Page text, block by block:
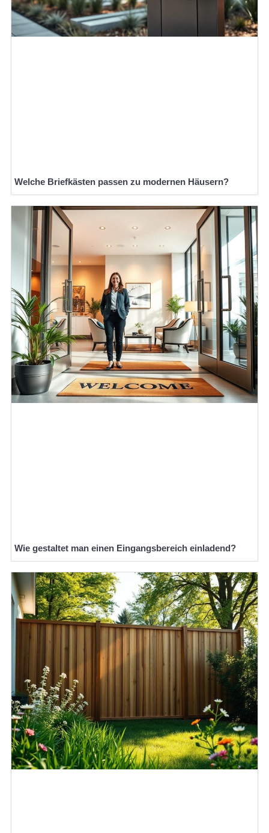
Welche Briefkästen passen zu modernen Häusern?
Wie gestaltet man einen Eingangsbereich einladend?